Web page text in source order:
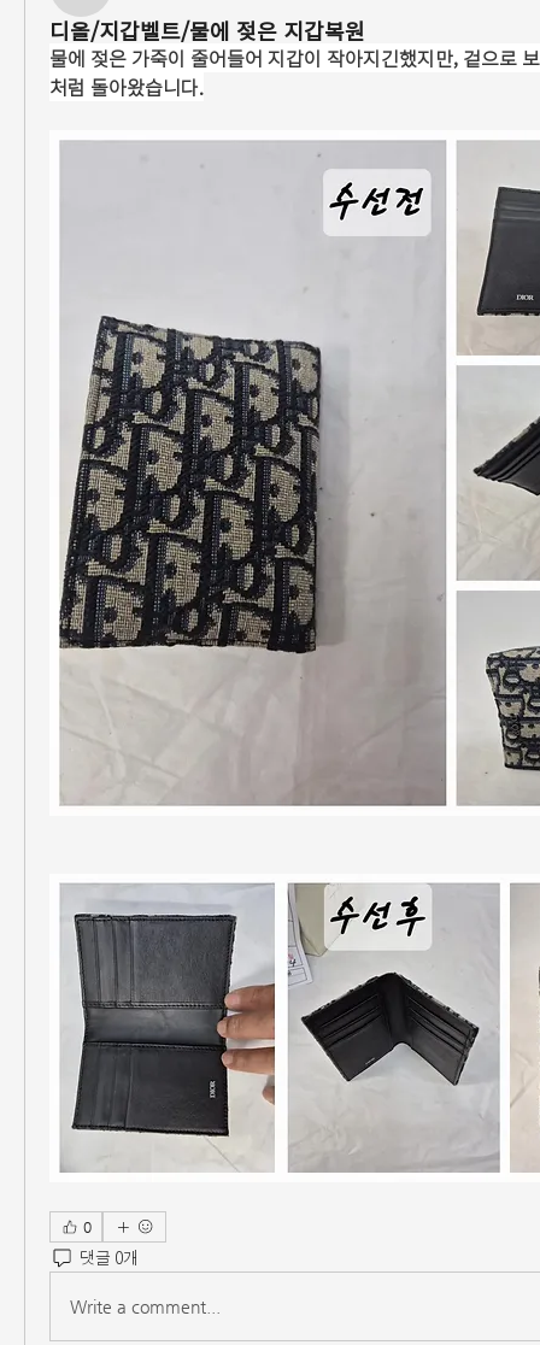
디올/지갑벨트/물에 젖은 지갑복원
물에 젖은 가죽이 줄어들어 지갑이 작아지긴했지만, 겉으로
처럼 돌아왔습니다.
0
댓글 0개
Write a comment...